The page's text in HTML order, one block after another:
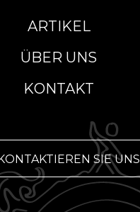
ARTIKEL
ÜBER UNS
KONTAKT
SIE UNS